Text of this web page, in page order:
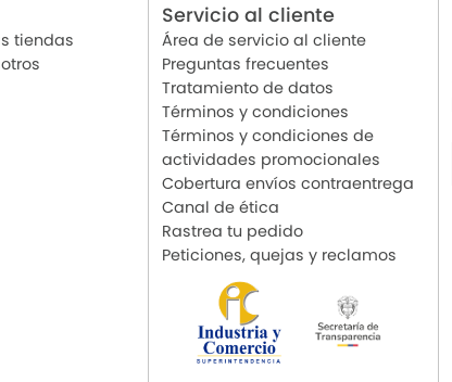
tiendas
Servicio al cliente
Área de servicio al cliente
Preguntas frecuentes
Tratamiento de datos
Términos y condiciones
Términos y condiciones de
actividades promocionales
Cobertura envíos contraentrega
Canal de ética
Rastrea tu pedido
Peticiones, quejas y reclamos